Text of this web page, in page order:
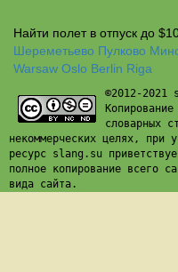
Найти полет в отпуск до
Шереметьево Пулково
Warsaw Oslo Berlin Riga
©2012-2021
словарных
некоммерческих целях, при
ресурс slang.su
полное копирование всего
вида сайта.